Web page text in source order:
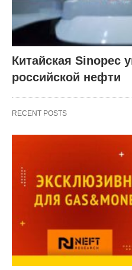
Китайская Sinopec
российской нефти
RECENT POSTS